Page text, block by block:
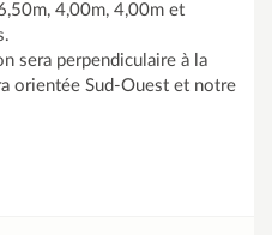
4,00m, 4,00m et
sera perpendiculaire à la
orientée Sud-Ouest et notre